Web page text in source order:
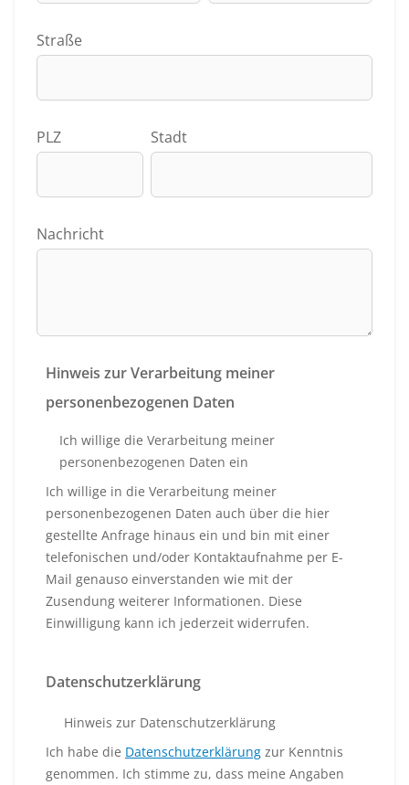
Straße
PLZ Stadt
Nachricht
Hinweis zur Verarbeitung meiner
personenbezogenen Daten
Ich willige die Verarbeitung meiner
personenbezogenen Daten ein
Ich willige in die Verarbeitung meiner
personenbezogenen Daten auch über die hier
gestellte Anfrage hinaus ein und bin mit einer
telefonischen und/oder Kontaktaufnahme per E-
Mail genauso einverstanden wie mit der
Zusendung weiterer Informationen. Diese
Einwilligung kann ich jederzeit widerrufen.
Datenschutzerklärung
Hinweis zur Datenschutzerklärung
Ich habe die Datenschutzerklärung zur Kenntnis
genommen. Ich stimme zu, dass meine Angaben